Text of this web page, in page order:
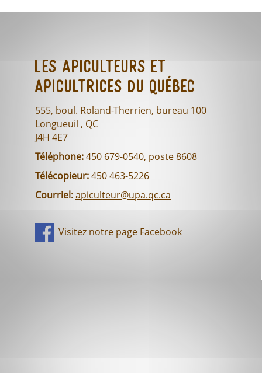
Les Apiculteurs et
Apicultrices du Québec
555, boul. Roland-Therrien, bureau 100
Longueuil , QC
J4H 4E7
Téléphone:450 679-0540, poste 8608
Télécopieur:450 463-5226
Courriel:apiculteur@upa.qc.ca
Visitez notre page Facebook